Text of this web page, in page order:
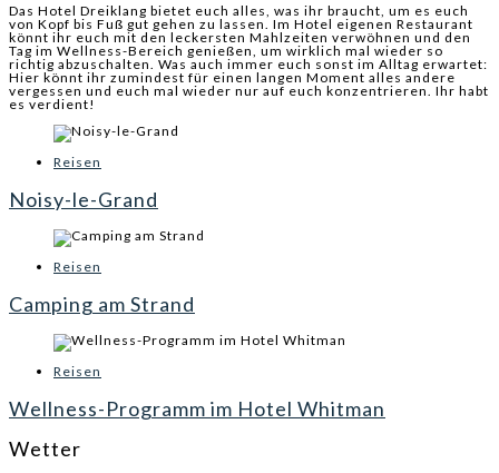
Das Hotel Dreiklang bietet euch alles, was ihr braucht, um es euch
von Kopf bis Fuß gut gehen zu lassen. Im Hotel eigenen Restaurant
könnt ihr euch mit den leckersten Mahlzeiten verwöhnen und den
Tag im Wellness-Bereich genießen, um wirklich mal wieder so
richtig abzuschalten. Was auch immer euch sonst im Alltag erwartet:
Hier könnt ihr zumindest für einen langen Moment alles andere
vergessen und euch mal wieder nur auf euch konzentrieren. Ihr habt
es verdient!
Reisen
Noisy-le-Grand
Reisen
Camping am Strand
Reisen
Wellness-Programm im Hotel Whitman
Wetter